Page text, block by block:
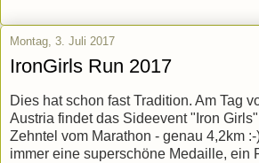
Montag, 3. Juli 2017
IronGirls Run 2017
Dies hat schon fast Tradition. Am Tag
Austria findet das Sideevent "Iron
Zehntel vom Marathon - genau 4,2km
immer eine superschöne Medaille, ein